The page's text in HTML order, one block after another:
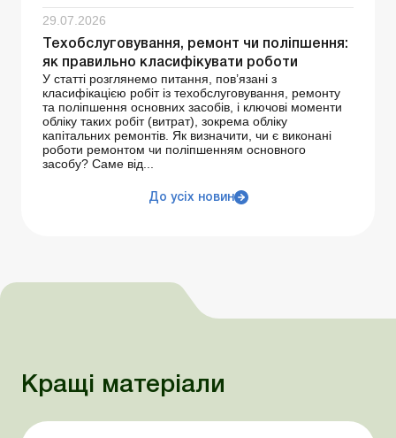
29.07.2026
Техобслуговування, ремонт чи поліпшення:
як правильно класифікувати роботи
У статті розглянемо питання, пов’язані з
класифікацією робіт із техобслуговування, ремонту
та поліпшення основних засобів, і ключові моменти
обліку таких робіт (витрат), зокрема обліку
капітальних ремонтів. Як визначити, чи є виконані
роботи ремонтом чи поліпшенням основного
засобу? Саме від...
До усіх новин
Кращі матеріали